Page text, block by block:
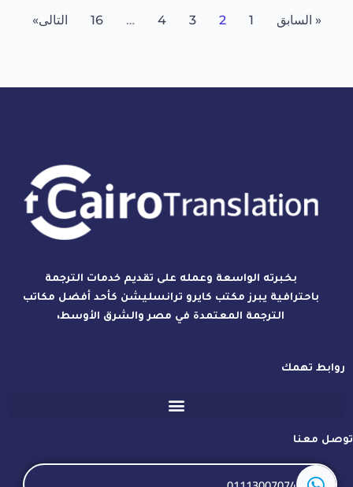
« السابق 1
2
3
4
…
16 التالى»
بخبرته الواسعة وعمله على تقديم خدمات الترجمة
باحترافية يبرز مكتب كايرو ترانسليشن كأحد أفضل مكاتب
الترجمة المعتمدة في مصر والشرق الأوسط،
روابط تهمك
توصل معنا